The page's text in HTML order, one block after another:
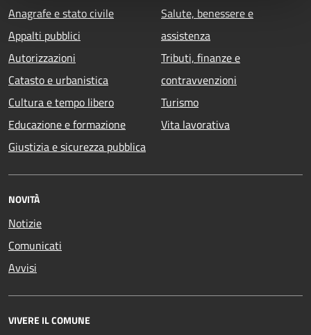
Anagrafe e stato civile
Appalti pubblici
Autorizzazioni
Catasto e urbanistica
Cultura e tempo libero
Educazione e formazione
Giustizia e sicurezza pubblica
Salute, benessere e
assistenza
Tributi, finanze e
contravvenzioni
Turismo
Vita lavorativa
NOVITÀ
Notizie
Comunicati
Avvisi
VIVERE IL COMUNE